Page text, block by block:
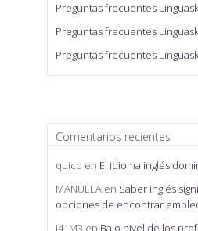
Preguntas frecuentes
Preguntas frecuentes
Preguntas frecuentes
Comentarios recientes
quico en El idioma inglés
MANUELA en Saber inglés
opciones de encontrar
J41M3 en Bajo nivel de los